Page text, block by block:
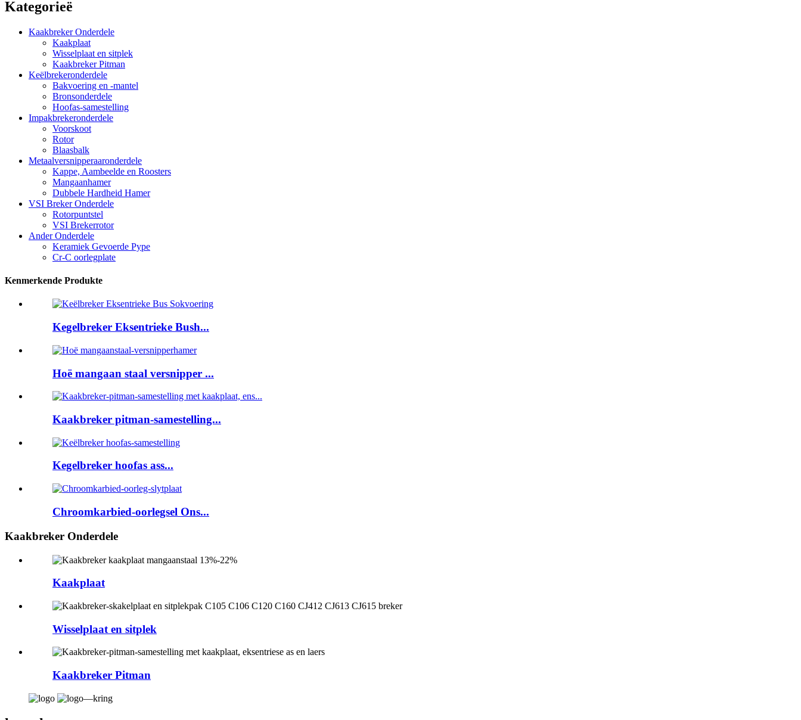
Kategorieë
Kaakbreker Onderdele
Kaakplaat
Wisselplaat en sitplek
Kaakbreker Pitman
Keëlbrekeronderdele
Bakvoering en -mantel
Bronsonderdele
Hoofas-samestelling
Impakbrekeronderdele
Voorskoot
Rotor
Blaasbalk
Metaalversnipperaaronderdele
Kappe, Aambeelde en Roosters
Mangaanhamer
Dubbele Hardheid Hamer
VSI Breker Onderdele
Rotorpuntstel
VSI Brekerrotor
Ander Onderdele
Keramiek Gevoerde Pype
Cr-C oorlegplate
Kenmerkende Produkte
Kegelbreker Eksentrieke Bush...
Hoë mangaan staal versnipper ...
Kaakbreker pitman-samestelling...
Kegelbreker hoofas ass...
Chroomkarbied-oorlegsel Ons...
Kaakbreker Onderdele
Kaakplaat
Wisselplaat en sitplek
Kaakbreker Pitman